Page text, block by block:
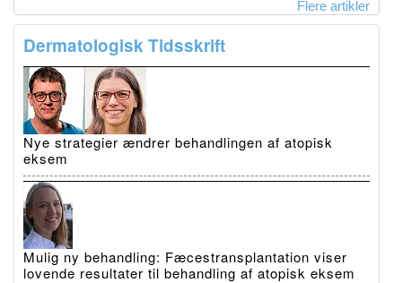
Flere artikler
Dermatologisk Tidsskrift
Nye strategier ændrer behandlingen af atopisk
eksem
Mulig ny behandling: Fæcestransplantation viser
lovende resultater til behandling af atopisk eksem